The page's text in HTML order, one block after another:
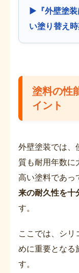
▶『外壁塗装
い塗り替え
塗料の性
イント
外壁塗装では、
質も耐用年数に
高い塗料であっ
来の耐久性を十
す。
ここでは、シリ
めに重要となる
す。